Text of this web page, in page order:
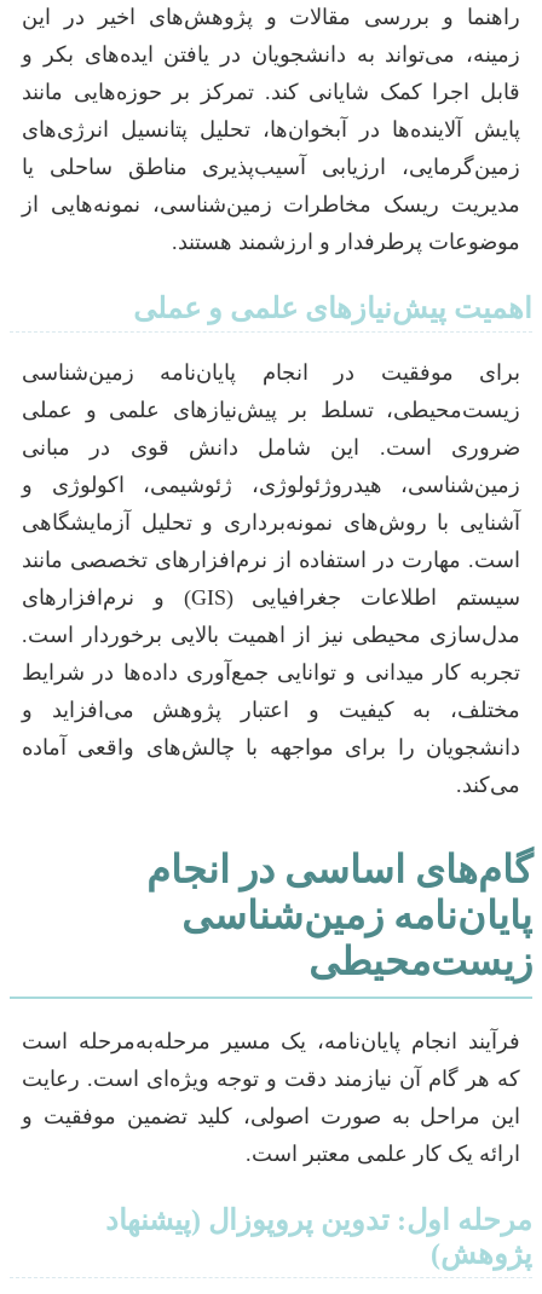
راهنما و بررسی مقالات و پژوهش‌های اخیر در این
زمینه، می‌تواند به دانشجویان در یافتن ایده‌های بکر و
قابل اجرا کمک شایانی کند. تمرکز بر حوزه‌هایی مانند
پایش آلاینده‌ها در آبخوان‌ها، تحلیل پتانسیل انرژی‌های
زمین‌گرمایی، ارزیابی آسیب‌پذیری مناطق ساحلی یا
مدیریت ریسک مخاطرات زمین‌شناسی، نمونه‌هایی از
موضوعات پرطرفدار و ارزشمند هستند.
اهمیت پیش‌نیازهای علمی و عملی
برای موفقیت در انجام پایان‌نامه زمین‌شناسی
زیست‌محیطی، تسلط بر پیش‌نیازهای علمی و عملی
ضروری است. این شامل دانش قوی در مبانی
زمین‌شناسی، هیدروژئولوژی، ژئوشیمی، اکولوژی و
آشنایی با روش‌های نمونه‌برداری و تحلیل آزمایشگاهی
است. مهارت در استفاده از نرم‌افزارهای تخصصی مانند
سیستم اطلاعات جغرافیایی (GIS) و نرم‌افزارهای
مدل‌سازی محیطی نیز از اهمیت بالایی برخوردار است.
تجربه کار میدانی و توانایی جمع‌آوری داده‌ها در شرایط
مختلف، به کیفیت و اعتبار پژوهش می‌افزاید و
دانشجویان را برای مواجهه با چالش‌های واقعی آماده
می‌کند.
گام‌های اساسی در انجام
پایان‌نامه زمین‌شناسی
زیست‌محیطی
فرآیند انجام پایان‌نامه، یک مسیر مرحله‌به‌مرحله است
که هر گام آن نیازمند دقت و توجه ویژه‌ای است. رعایت
این مراحل به صورت اصولی، کلید تضمین موفقیت و
ارائه یک کار علمی معتبر است.
مرحله اول: تدوین پروپوزال (پیشنهاد
پژوهش)